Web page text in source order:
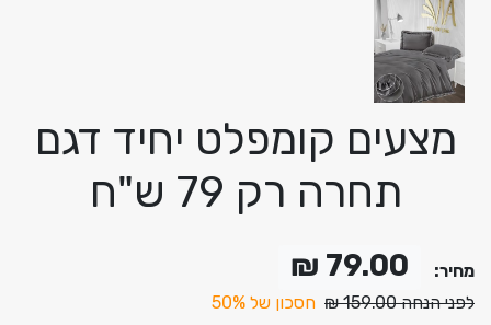
מצעים קומפלט יחיד דגם
תחרה רק 79 ש"ח
מחיר: 79.00 ₪
לפני הנחה 159.00 ₪ חסכון של 50%